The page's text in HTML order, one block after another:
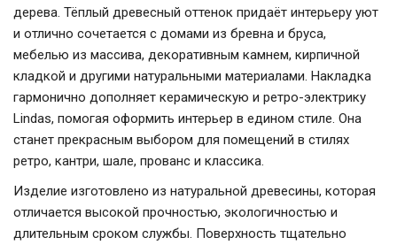
дерева. Тёплый древесный оттенок придаёт интерьеру уют
и отлично сочетается с домами из бревна и бруса,
мебелью из массива, декоративным камнем, кирпичной
кладкой и другими натуральными материалами. Накладка
гармонично дополняет керамическую и ретро-электрику
Lindas, помогая оформить интерьер в едином стиле. Она
станет прекрасным выбором для помещений в стилях
ретро, кантри, шале, прованс и классика.
Изделие изготовлено из натуральной древесины, которая
отличается высокой прочностью, экологичностью и
длительным сроком службы. Поверхность тщательно